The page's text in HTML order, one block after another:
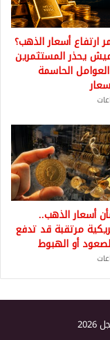
ارتفاع أسعار الذهب؟
يحذر المستثمرين
الحاسمة
أسعار الذهب..
مرتقبة قد تدفع
أو الهبوط